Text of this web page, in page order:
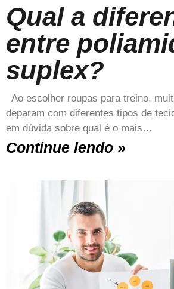
Qual a
entre
suplex?
Ao escolher roupas para treino,
deparam com diferentes tipos de
em dúvida sobre qual é o mais…
Continue lendo »